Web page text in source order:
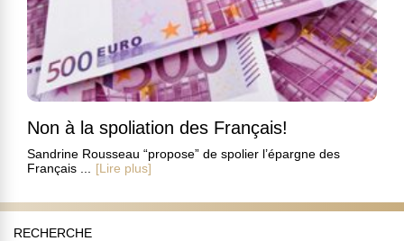
Non à la spoliation des Français!
Sandrine Rousseau “propose” de spolier l’épargne des
Français ...
[Lire plus]
RECHERCHE